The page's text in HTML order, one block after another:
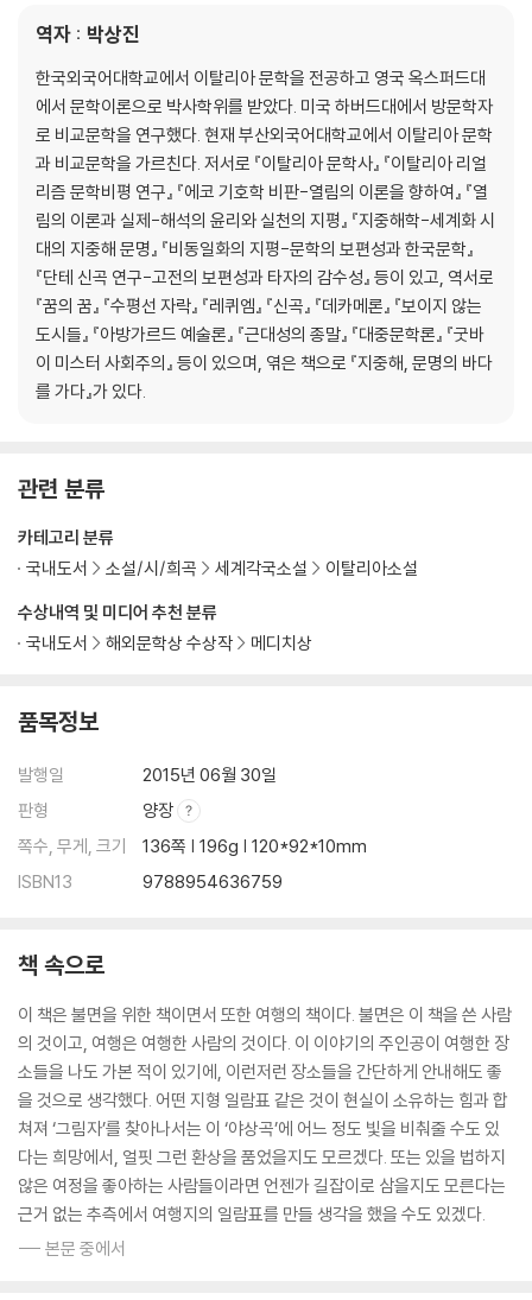
역자 : 박상진
한국외국어대학교에서 이탈리아 문학을 전공하고 영국 옥스퍼드대
에서 문학이론으로 박사학위를 받았다. 미국 하버드대에서 방문학자
로 비교문학을 연구했다. 현재 부산외국어대학교에서 이탈리아 문학
과 비교문학을 가르친다. 저서로 『이탈리아 문학사』 『이탈리아 리얼
리즘 문학비평 연구』 『에코 기호학 비판-열림의 이론을 향하여』 『열
림의 이론과 실제-해석의 윤리와 실천의 지평』 『지중해학-세계화 시
대의 지중해 문명』 『비동일화의 지평-문학의 보편성과 한국문학』
『단테 신곡 연구-고전의 보편성과 타자의 감수성』 등이 있고, 역서로
『꿈의 꿈』 『수평선 자락』 『레퀴엠』 『신곡』 『데카메론』 『보이지 않는
도시들』 『아방가르드 예술론』 『근대성의 종말』 『대중문학론』 『굿바
이 미스터 사회주의』 등이 있으며, 엮은 책으로 『지중해, 문명의 바다
를 가다』가 있다.
관련 분류
수상내역 및 미디어 추천 분류
국내도서
해외문학상 수상작 메디치상
카테고리 분류
국내도서
소설/시/희곡 세계각국소설 이탈리아소설
품목정보
발행일
2015년 06월 30일
판형
양장
쪽수, 무게, 크기
136쪽 | 196g | 120*92*10mm
ISBN13
9788954636759
책 속으로
이 책은 불면을 위한 책이면서 또한 여행의 책이다. 불면은 이 책을 쓴 사람
의 것이고, 여행은 여행한 사람의 것이다. 이 이야기의 주인공이 여행한 장
소들을 나도 가본 적이 있기에, 이런저런 장소들을 간단하게 안내해도 좋
을 것으로 생각했다. 어떤 지형 일람표 같은 것이 현실이 소유하는 힘과 합
쳐져 ‘그림자’를 찾아나서는 이 ‘야상곡’에 어느 정도 빛을 비춰줄 수도 있
다는 희망에서, 얼핏 그런 환상을 품었을지도 모르겠다. 또는 있을 법하지
않은 여정을 좋아하는 사람들이라면 언젠가 길잡이로 삼을지도 모른다는
근거 없는 추측에서 여행지의 일람표를 만들 생각을 했을 수도 있겠다.
--- 본문 중에서